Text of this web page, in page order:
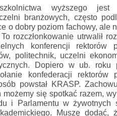
wyższego jest
branżowych, często
o dobry poziom fachowy, ale
rozczłonkowanie utrwalił
konferencji rektorów
politechnik, uczelni
Dopiero w ub. roku
konfederacji rektorów
powstał KRASP.
możemy się spotkać razem,
i Parlamentu w żywotnych
Muszę dodać,